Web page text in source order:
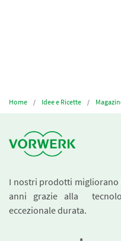
Home Idee e Ricette
I nostri prodotti migliorano
anni grazie alla
eccezionale durata.